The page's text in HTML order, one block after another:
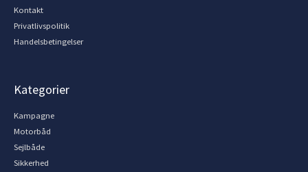
Kontakt
Privatlivspolitik
Handelsbetingelser
Kategorier
Kampagne
Motorbåd
Sejlbåde
Sikkerhed